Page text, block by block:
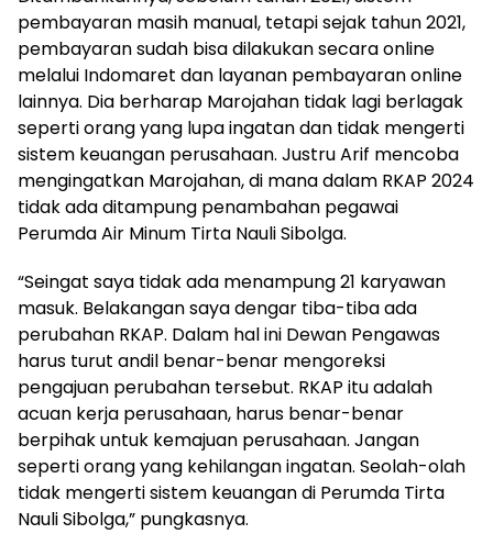
pembayaran masih manual, tetapi sejak tahun 2021,
pembayaran sudah bisa dilakukan secara online
melalui Indomaret dan layanan pembayaran online
lainnya. Dia berharap Marojahan tidak lagi berlagak
seperti orang yang lupa ingatan dan tidak mengerti
sistem keuangan perusahaan. Justru Arif mencoba
mengingatkan Marojahan, di mana dalam RKAP 2024
tidak ada ditampung penambahan pegawai
Perumda Air Minum Tirta Nauli Sibolga.
“Seingat saya tidak ada menampung 21 karyawan
masuk. Belakangan saya dengar tiba-tiba ada
perubahan RKAP. Dalam hal ini Dewan Pengawas
harus turut andil benar-benar mengoreksi
pengajuan perubahan tersebut. RKAP itu adalah
acuan kerja perusahaan, harus benar-benar
berpihak untuk kemajuan perusahaan. Jangan
seperti orang yang kehilangan ingatan. Seolah-olah
tidak mengerti sistem keuangan di Perumda Tirta
Nauli Sibolga,” pungkasnya.